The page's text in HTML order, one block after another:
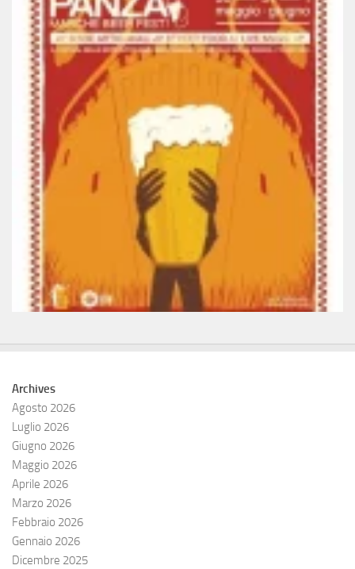
Archives
Agosto 2026
Luglio 2026
Giugno 2026
Maggio 2026
Aprile 2026
Marzo 2026
Febbraio 2026
Gennaio 2026
Dicembre 2025